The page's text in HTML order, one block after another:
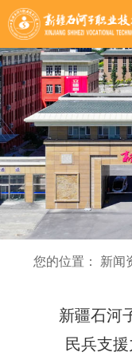
您的位置： 新闻
新疆石河
民兵支